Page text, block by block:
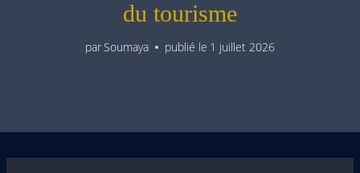
du tourisme
parSoumaya publié le 1 juillet 2026